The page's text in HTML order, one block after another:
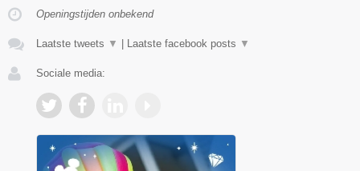
Openingstijden onbekend
Laatste tweets ▼ Laatste facebook posts ▼
Sociale media: